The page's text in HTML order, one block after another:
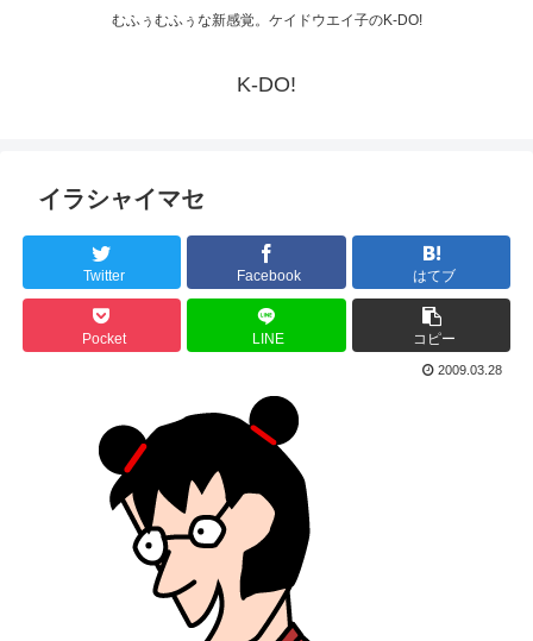
むふぅむふぅな新感覚。ケイドウエイ子のK-DO!
K-DO!
イラシャイマセ
Twitter Facebook はてブ
Pocket LINE コピー
2009.03.28